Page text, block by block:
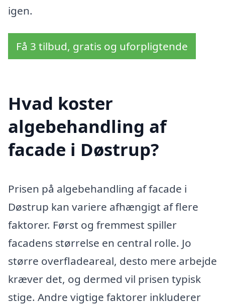
igen.
Få 3 tilbud, gratis og uforpligtende
Hvad koster
algebehandling af
facade i Døstrup?
Prisen på algebehandling af facade i
Døstrup kan variere afhængigt af flere
faktorer. Først og fremmest spiller
facadens størrelse en central rolle. Jo
større overfladeareal, desto mere arbejde
kræver det, og dermed vil prisen typisk
stige. Andre vigtige faktorer inkluderer